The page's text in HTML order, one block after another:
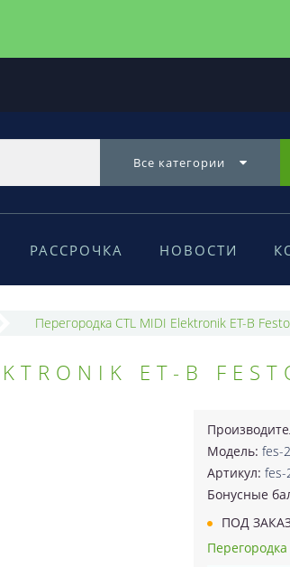
Все категории
РАССРОЧКА НОВОСТИ
Перегородка CTL MIDI Elektronik ET-B
ET-B
Модель: fes-
Артикул: fes-
Бонусные
ПОД